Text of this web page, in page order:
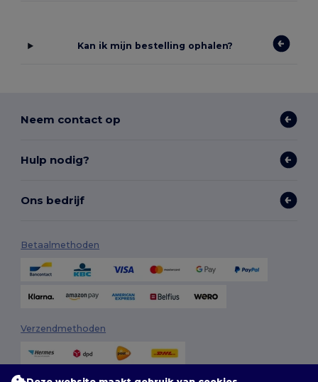
Kan ik mijn bestelling ophalen?
Neem contact op
Hulp nodig?
Ons bedrijf
Betaalmethoden
Verzendmethoden